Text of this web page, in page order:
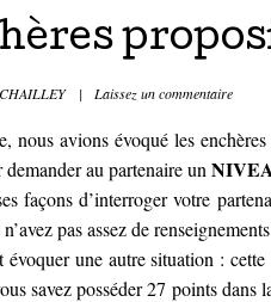
| Laissez un commentaire
nous avions évoqué les
au partenaire un
façons d’interroger votre
pas assez de
évoquer une autre situation :
savez posséder 27 points